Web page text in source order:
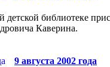
детской библиотеке
Каверина.
9 августа 2002 года